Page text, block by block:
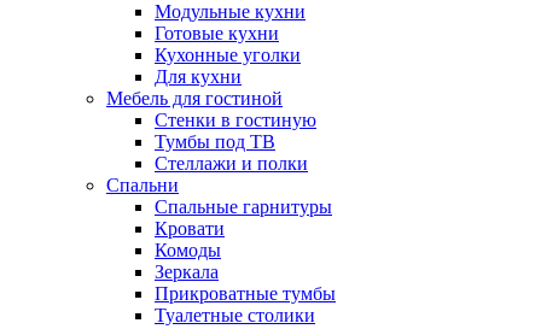
Модульные кухни
Готовые кухни
Кухонные уголки
Для кухни
Мебель для гостиной
Стенки в гостиную
Тумбы под ТВ
Стеллажи и полки
Спальни
Спальные гарнитуры
Кровати
Комоды
Зеркала
Прикроватные тумбы
Туалетные столики